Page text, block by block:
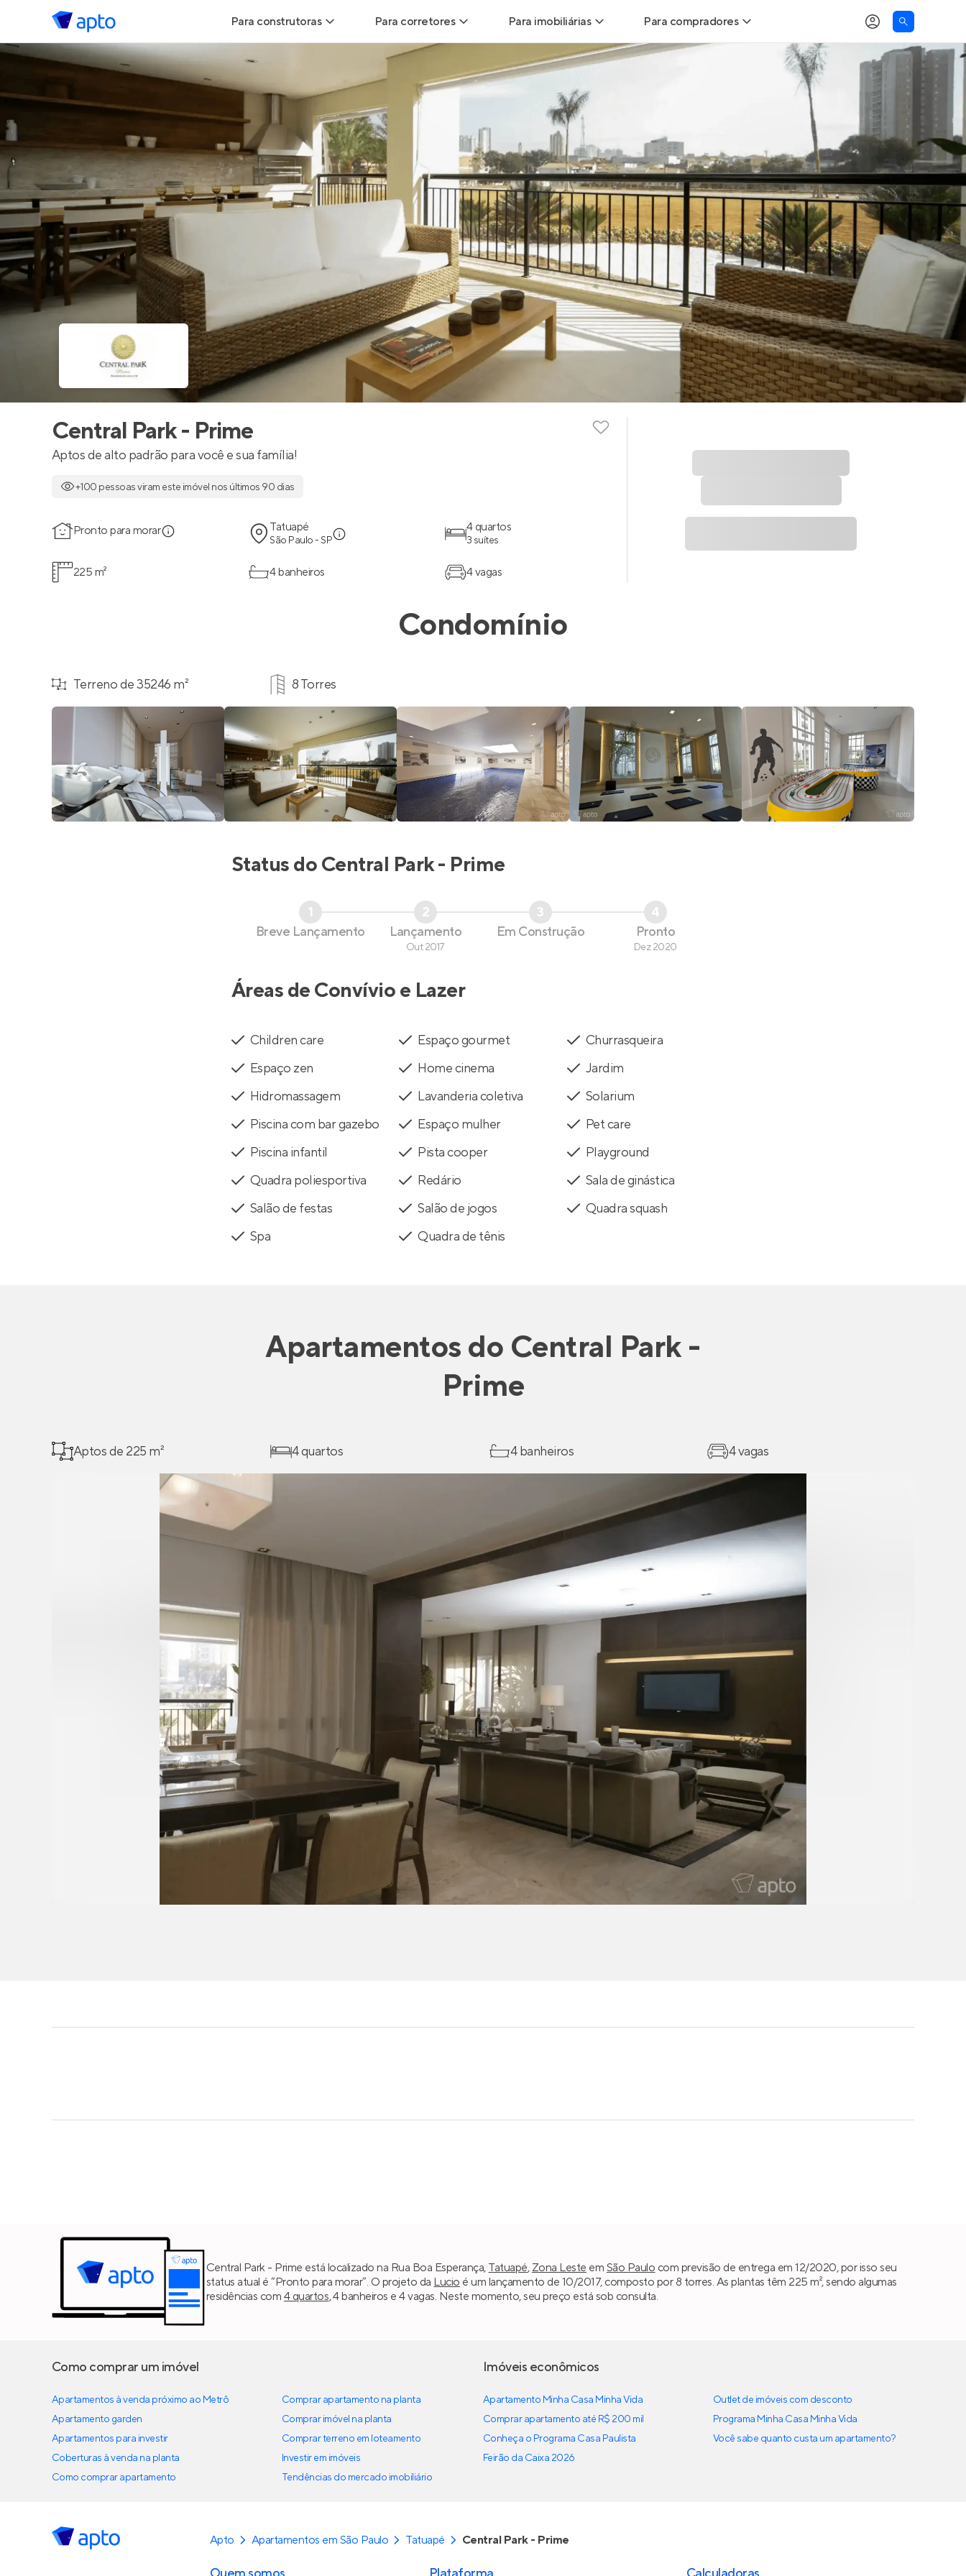
Para construtoras
Geração de Vendas
Maiores Construtoras
Para corretores
Leads para Corretores
Corretor+
Parcerias imobiliárias
Hub de Corretores
Perfil Verificado
Anunciar imóveis
Para imobiliárias
Leads para Imobiliárias
Hub de imobiliárias
Anunciar imóveis
Para compradores
Buscar um imóvel novo
Calcule seu Poder de Compra
Comprar x Alugar
Correção do INCC
Simulador de Financiamento
Encontre um corretor
Central Park - Prime
Aptos de alto padrão para você e sua família!
+100 pessoas viram este imóvel nos últimos 90 dias
Pronto para morar Tatuapé
São Paulo - SP
4 quartos
3 suítes
225 m² 4 banheiros 4 vagas
Condomínio
Terreno de 35246 m² 8 Torres
Status doCentral Park - Prime
1
Breve Lançamento
2
Lançamento
Out 2017
3
Em Construção
4
Pronto
Dez 2020
Áreas de Convívio e Lazer
Children care Espaço gourmet
Churrasqueira
Espaço zen
Home cinema
Jardim
Hidromassagem
Lavanderia coletiva
Solarium
Piscina com bar gazebo
Espaço mulher
Pet care
Piscina infantil
Pista cooper
Playground
Quadra poliesportiva
Redário
Sala de ginástica
Salão de festas
Salão de jogos
Quadra squash
Spa
Quadra de tênis
Apartamentos do Central Park -
Prime
Aptos de 225 m² 4 quartos 4 banheiros 4 vagas
Central Park - Prime está localizado na Rua Boa Esperança, Tatuapé, Zona Leste em São Paulo com previsão de entrega em 12/2020, por isso seu
status atual é “Pronto para morar”. O projeto da Lucio é um lançamento de 10/2017, composto por 8 torres. As plantas têm 225 m², sendo algumas
residências com 4 quartos, 4 banheiros e 4 vagas. Neste momento, seu preço está sob consulta.
Como comprar um imóvel
Apartamentos à venda próximo ao Metrô
Apartamento garden
Apartamentos para investir
Coberturas à venda na planta
Como comprar apartamento
Comprar apartamento na planta
Comprar imóvel na planta
Comprar terreno em loteamento
Investir em imóveis
Tendências do mercado imobiliário
Imóveis econômicos
Apartamento Minha Casa Minha Vida
Comprar apartamento até R$ 200 mil
Conheça o Programa Casa Paulista
Feirão da Caixa 2026
Outlet de imóveis com desconto
Programa Minha Casa Minha Vida
Você sabe quanto custa um apartamento?
Apto Apartamentos em São Paulo Tatuapé Central Park - Prime